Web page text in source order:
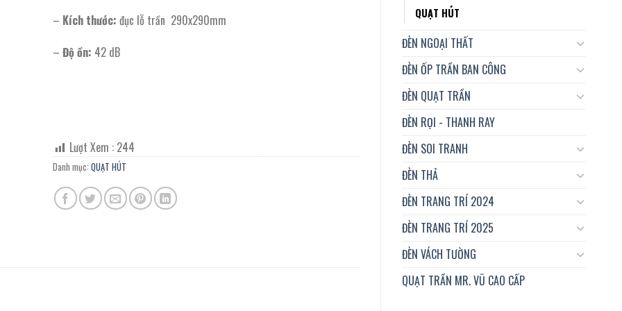
QUẠT HÚT
ĐÈN NGOẠI THẤT
ĐÈN ỐP TRẦN BAN CÔNG
ĐÈN QUẠT TRẦN
ĐÈN RỌI - THANH RAY
ĐÈN SOI TRANH
ĐÈN THẢ
ĐÈN TRANG TRÍ 2024
ĐÈN TRANG TRÍ 2025
ĐÈN VÁCH TƯỜNG
QUẠT TRẦN MR. VŨ CAO CẤP
– Kích thước: đục lỗ trần 290x290mm
– Độ ồn: 42 dB
Lượt Xem : 244
Danh mục: QUẠT HÚT